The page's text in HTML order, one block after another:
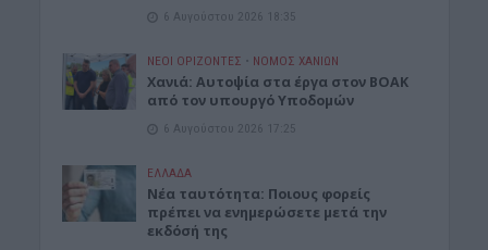
6 Αυγούστου 2026 18:35
ΝΕΟΙ ΟΡΙΖΟΝΤΕΣ • ΝΟΜΌΣ ΧΑΝΊΩΝ
Χανιά: Αυτοψία στα έργα στον ΒΟΑΚ
από τον υπουργό Υποδομών
6 Αυγούστου 2026 17:25
ΕΛΛΑΔΑ
Νέα ταυτότητα: Ποιους φορείς
πρέπει να ενημερώσετε μετά την
εκδόσή της